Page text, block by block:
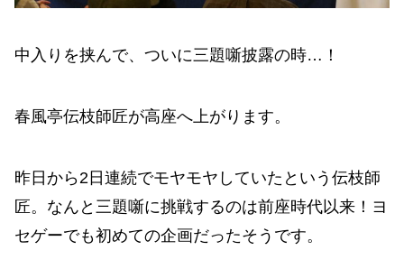
中入りを挟んで、ついに三題噺披露の時…！
春風亭伝枝師匠が高座へ上がります。
昨日から2日連続でモヤモヤしていたという伝枝師
匠。なんと三題噺に挑戦するのは前座時代以来！ヨ
セゲーでも初めての企画だったそうです。